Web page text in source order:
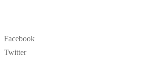
Facebook
Twitter